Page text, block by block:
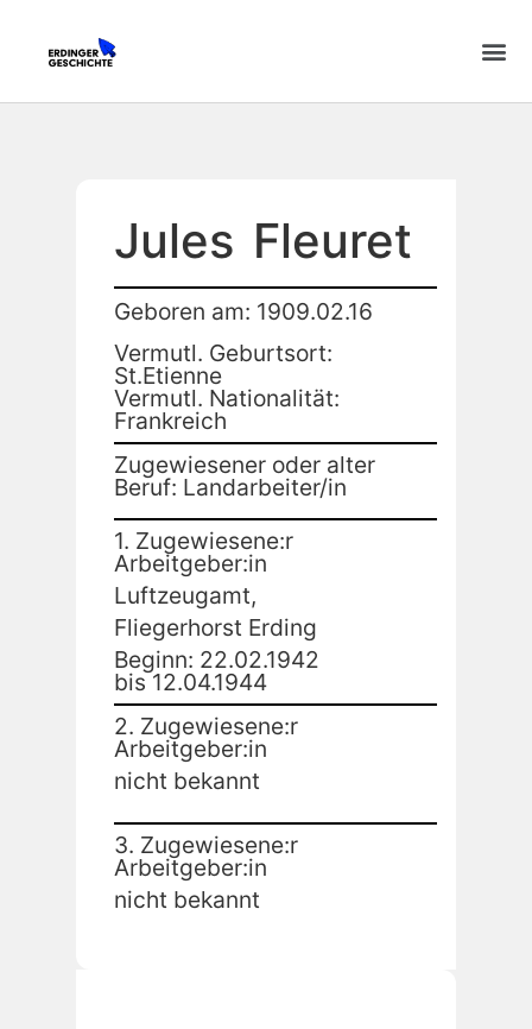
Jules Fleuret
Geboren am: 1909.02.16
Vermutl. Geburtsort:
St.Etienne
Vermutl. Nationalität:
Frankreich
Zugewiesener oder alter
Beruf: Landarbeiter/in
1. Zugewiesene:r
Arbeitgeber:in
Luftzeugamt,
Fliegerhorst Erding
Beginn: 22.02.1942
bis 12.04.1944
2. Zugewiesene:r
Arbeitgeber:in
nicht bekannt
3. Zugewiesene:r
Arbeitgeber:in
nicht bekannt